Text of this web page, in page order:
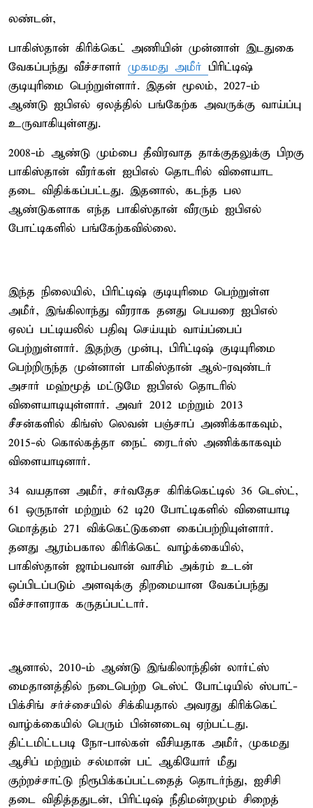
லண்டன்,
பாகிஸ்தான் கிரிக்கெட் அணியின் முன்னாள் இடதுகை
வேகப்பந்து வீச்சாளர் முகமது அமீர் பிரிட்டிஷ்
குடியுரிமை பெற்றுள்ளார். இதன் மூலம், 2027-ம்
ஆண்டு ஐபிஎல் ஏலத்தில் பங்கேற்க அவருக்கு வாய்ப்பு
உருவாகியுள்ளது.
2008-ம் ஆண்டு மும்பை தீவிரவாத தாக்குதலுக்கு பிறகு
பாகிஸ்தான் வீரர்கள் ஐபிஎல் தொடரில் விளையாட
தடை விதிக்கப்பட்டது. இதனால், கடந்த பல
ஆண்டுகளாக எந்த பாகிஸ்தான் வீரரும் ஐபிஎல்
போட்டிகளில் பங்கேற்கவில்லை.
இந்த நிலையில், பிரிட்டிஷ் குடியுரிமை பெற்றுள்ள
அமீர், இங்கிலாந்து வீரராக தனது பெயரை ஐபிஎல்
ஏலப் பட்டியலில் பதிவு செய்யும் வாய்ப்பைப்
பெற்றுள்ளார். இதற்கு முன்பு, பிரிட்டிஷ் குடியுரிமை
பெற்றிருந்த முன்னாள் பாகிஸ்தான் ஆல்-ரவுண்டர்
அசார் மஹ்மூத் மட்டுமே ஐபிஎல் தொடரில்
விளையாடியுள்ளார். அவர் 2012 மற்றும் 2013
சீசன்களில் கிங்ஸ் லெவன் பஞ்சாப் அணிக்காகவும்,
2015-ல் கொல்கத்தா நைட் ரைடர்ஸ் அணிக்காகவும்
விளையாடினார்.
34 வயதான அமீர், சர்வதேச கிரிக்கெட்டில் 36 டெஸ்ட்,
61 ஒருநாள் மற்றும் 62 டி20 போட்டிகளில் விளையாடி
மொத்தம் 271 விக்கெட்டுகளை கைப்பற்றியுள்ளார்.
தனது ஆரம்பகால கிரிக்கெட் வாழ்க்கையில்,
பாகிஸ்தான் ஜாம்பவான் வாசிம் அக்ரம் உடன்
ஒப்பிடப்படும் அளவுக்கு திறமையான வேகப்பந்து
வீச்சாளராக கருதப்பட்டார்.
ஆனால், 2010-ம் ஆண்டு இங்கிலாந்தின் லார்ட்ஸ்
மைதானத்தில் நடைபெற்ற டெஸ்ட் போட்டியில் ஸ்பாட்-
பிக்சிங் சர்ச்சையில் சிக்கியதால் அவரது கிரிக்கெட்
வாழ்க்கையில் பெரும் பின்னடைவு ஏற்பட்டது.
திட்டமிட்டபடி நோ-பால்கள் வீசியதாக அமீர், முகமது
ஆசிப் மற்றும் சல்மான் பட் ஆகியோர் மீது
குற்றச்சாட்டு நிரூபிக்கப்பட்டதைத் தொடர்ந்து, ஐசிசி
தடை விதித்ததுடன், பிரிட்டிஷ் நீதிமன்றமும் சிறைத்